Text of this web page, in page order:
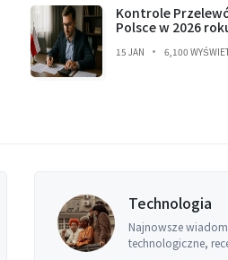
Kontrole
Polsce w 2026
15 JAN 6,100
Technologia
Najnowsze
technologiczne,